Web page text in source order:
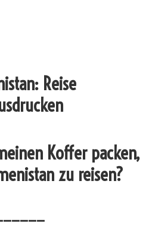
Reise
Koffer packen,
zu reisen?